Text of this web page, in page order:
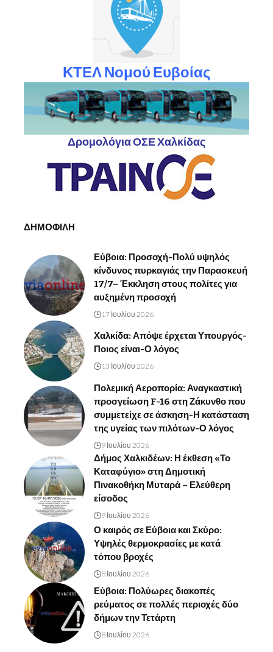
ΚΤΕΛ Νομού Ευβοίας
Δρομολόγια ΟΣΕ Χαλκίδας
ΔΗΜΟΦΙΛΗ
Εύβοια: Προσοχή-Πολύ υψηλός
κίνδυνος πυρκαγιάς την Παρασκευή
17/7– Έκκληση στους πολίτες για
αυξημένη προσοχή
17 Ιουλίου 2026
Χαλκίδα: Απόψε έρχεται Υπουργός-
Ποιος είναι-Ο λόγος
13 Ιουλίου 2026
Πολεμική Αεροπορία: Αναγκαστική
προσγείωση F-16 στη Ζάκυνθο που
συμμετείχε σε άσκηση-Η κατάσταση
της υγείας των πιλότων-Ο λόγος
9 Ιουλίου 2026
Δήμος Χαλκιδέων: Η έκθεση «Το
Καταφύγιο» στη Δημοτική
Πινακοθήκη Μυταρά – Ελεύθερη
είσοδος
9 Ιουλίου 2026
Ο καιρός σε Εύβοια και Σκύρο:
Υψηλές θερμοκρασίες με κατά
τόπου βροχές
8 Ιουλίου 2026
Εύβοια: Πολύωρες διακοπές
ρεύματος σε πολλές περιοχές δύο
δήμων την Τετάρτη
8 Ιουλίου 2026